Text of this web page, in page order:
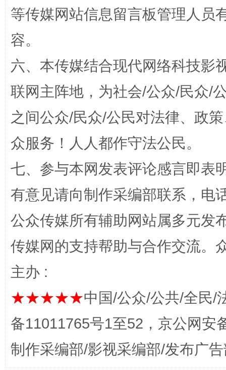
完善运行机制助力责任有效落实
法徽映军营 权益有保障
等传媒网站信息留言板管理人员
容。
六、本传媒结合现代网络科技影
联网主阵地，为社会/公众/民众/
之间公众/民众/公民对法律、政
众服务！人人都作守法公民。
七、参与本网发表评论感言即表
有意见请向制作采编部联系，电
公众传媒所有辅助网站属多元发
传媒网的支持帮助与合作交流。
主办 :
★★★★★中国/公众/公共/全民/
备11011765号1至52，京公网安
制作采编部/影视采编部/发布广